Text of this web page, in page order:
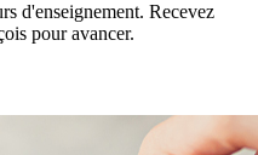
d'enseignement. Recevez
pour avancer.